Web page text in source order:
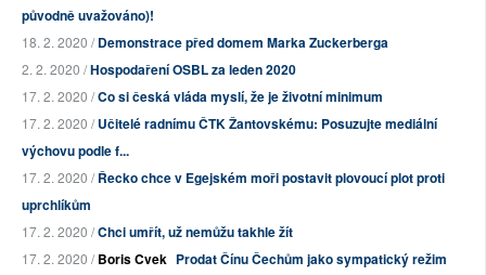
původně uvažováno)!
18. 2. 2020 /Demonstrace před domem Marka Zuckerberga
2. 2. 2020 /Hospodaření OSBL za leden 2020
17. 2. 2020 /Co si česká vláda myslí, že je životní minimum
17. 2. 2020 /Učitelé radnímu ČTK Žantovskému: Posuzujte mediální
výchovu podle f...
17. 2. 2020 /Řecko chce v Egejském moři postavit plovoucí plot proti
uprchlíkům
17. 2. 2020 /Chci umřít, už nemůžu takhle žít
17. 2. 2020 /Boris Cvek Prodat Čínu Čechům jako sympatický režim